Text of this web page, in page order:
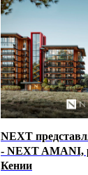
NEXT
- NEXT AMANI,
Кении